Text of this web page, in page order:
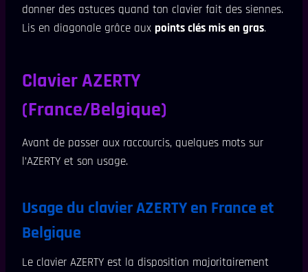
donner des astuces quand ton clavier fait des siennes.
Lis en diagonale grâce aux points clés mis en gras.
Clavier AZERTY
(France/Belgique)
Avant de passer aux raccourcis, quelques mots sur
l’AZERTY et son usage.
Usage du clavier AZERTY en France et
Belgique
Le clavier AZERTY est la disposition majoritairement